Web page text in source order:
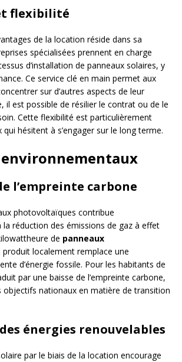
flexibilité
de la location réside dans sa
spécialisées prennent en charge
d’installation de panneaux solaires, y
Ce service clé en main permet aux
sur d’autres aspects de leur
il est possible de résilier le contrat ou de le
Cette flexibilité est particulièrement
qui hésitent à s’engager sur le long terme.
environnementaux
l’empreinte carbone
photovoltaïques contribue
réduction des émissions de gaz à effet
de panneaux
produit localement remplace une
d’énergie fossile. Pour les habitants de
par une baisse de l’empreinte carbone,
objectifs nationaux en matière de transition
énergies renouvelables
par le biais de la location encourage